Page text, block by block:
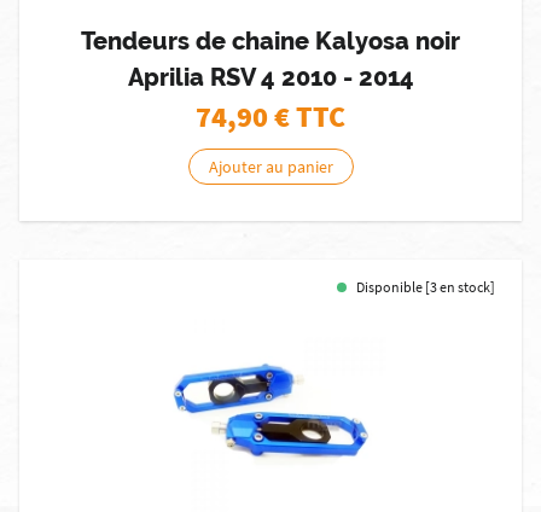
Tendeurs de chaine Kalyosa noir
Aprilia RSV 4 2010 - 2014
74,90€ TTC
Ajouter au panier
Disponible [3 en stock]